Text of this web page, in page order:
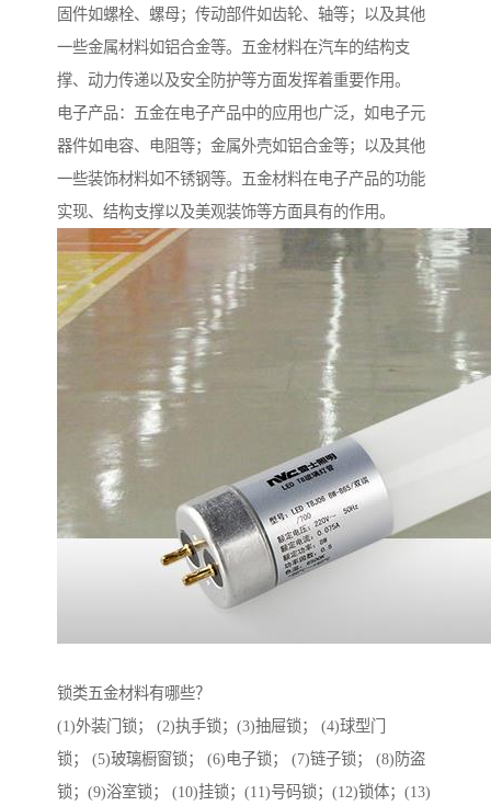
固件如螺栓、螺母；传动部件如齿轮、轴等；以及其他
一些金属材料如铝合金等。五金材料在汽车的结构支
撑、动力传递以及安全防护等方面发挥着重要作用。
电子产品：五金在电子产品中的应用也广泛，如电子元
器件如电容、电阻等；金属外壳如铝合金等；以及其他
一些装饰材料如不锈钢等。五金材料在电子产品的功能
实现、结构支撑以及美观装饰等方面具有的作用。
锁类五金材料有哪些？
(1)外装门锁； (2)执手锁；(3)抽屉锁； (4)球型门
锁； (5)玻璃橱窗锁； (6)电子锁； (7)链子锁； (8)防盗
锁；(9)浴室锁； (10)挂锁；(11)号码锁；(12)锁体；(13)